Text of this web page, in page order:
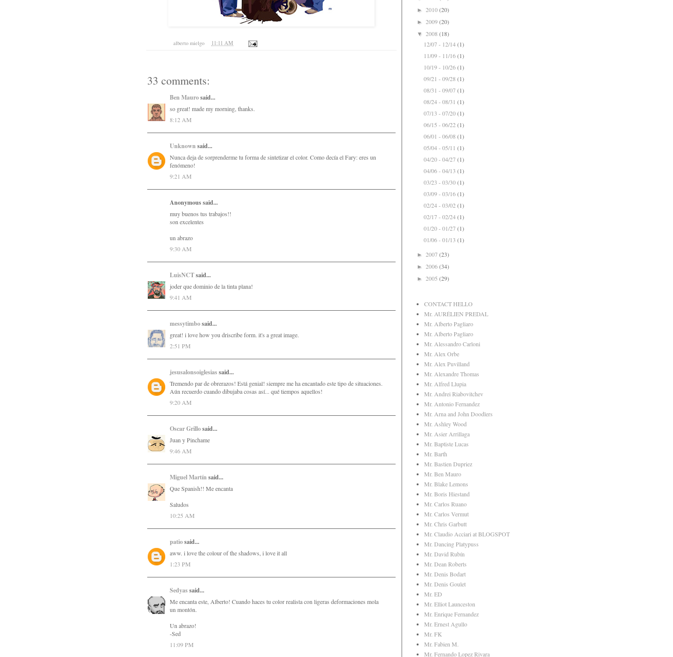
alberto mielgo 11:11 AM
33 comments:
Ben Maurosaid...
so great! made my morning, thanks.
8:12 AM
Unknown said...
Nunca deja de sorprenderme tu forma de sintetizar el color. Como decía el Fary: eres un
fenómeno!
9:21 AM
Anonymous said...
muy buenos tus trabajos!!
son excelentes
un abrazo
9:30 AM
LuisNCTsaid...
joder que dominio de la tinta plana!
9:41 AM
messytimbosaid...
great! i love how you driscribe form. it's a great image.
2:51 PM
jesusalonsoiglesiassaid...
Tremendo par de obrerazos! Está genial! siempre me ha encantado este tipo de situaciones.
Aún recuerdo cuando dibujaba cosas así... qué tiempos aquellos!
9:20 AM
Oscar Grillosaid...
Juan y Pinchame
9:46 AM
Miguel Martín said...
Que Spanish!! Me encanta
Saludos
10:25 AM
patiosaid...
aww. i love the colour of the shadows, i love it all
1:23 PM
Sedyassaid...
Me encanta este, Alberto! Cuando haces tu color realista con ligeras deformaciones mola
un montón.
Un abrazo!
-Sed
11:09 PM
► 2010(20)
► 2009(20)
▼ 2008 (18)
12/07 - 12/14(1)
11/09 - 11/16(1)
10/19 - 10/26(1)
09/21 - 09/28(1)
08/31 - 09/07(1)
08/24 - 08/31(1)
07/13 - 07/20(1)
06/15 - 06/22(1)
06/01 - 06/08(1)
05/04 - 05/11(1)
04/20 - 04/27(1)
04/06 - 04/13(1)
03/23 - 03/30(1)
03/09 - 03/16(1)
02/24 - 03/02(1)
02/17 - 02/24(1)
01/20 - 01/27(1)
01/06 - 01/13(1)
► 2007(23)
► 2006(34)
► 2005 (29)
CONTACT HELLO
Mr. AURÉLIEN PREDAL
Mr. Alberto Pagliaro
Mr. Alberto Pagliaro
Mr. Alessandro Carloni
Mr. Alex Orbe
Mr. Alex Puvilland
Mr. Alexandre Thomas
Mr. Alfred Llupia
Mr. Andrei Riabovitchev
Mr. Antonio Fernandez
Mr. Arna and John Doodlers
Mr. Ashley Wood
Mr. Asier Arrillaga
Mr. Baptiste Lucas
Mr. Barth
Mr. Bastien Dupriez
Mr. Ben Mauro
Mr. Blake Lemons
Mr. Boris Hiestand
Mr. Carlos Ruano
Mr. Carlos Vermut
Mr. Chris Garbutt
Mr. Claudio Acciari at BLOGSPOT
Mr. Dancing Platypuss
Mr. David Rubín
Mr. Dean Roberts
Mr. Denis Bodart
Mr. Denis Goulet
Mr. ED
Mr. Elliot Launceston
Mr. Enrique Fernandez
Mr. Ernest Agullo
Mr. FK
Mr. Fabien M.
Mr. Fernando Lopez Rivara